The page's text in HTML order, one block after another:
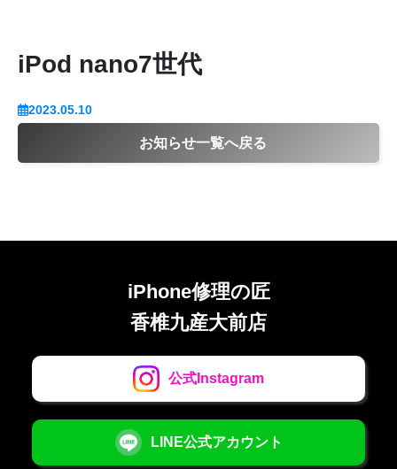
iPod nano7世代
2023.05.10
お知らせ一覧へ戻る
iPhone修理の匠
香椎九産大前店
公式Instagram
LINE公式アカウント